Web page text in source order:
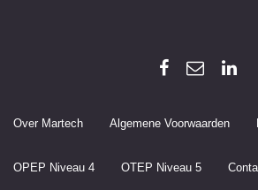
Over Martech Algemene Voorwaarden
OPEP Niveau 4 OTEP Niveau 5